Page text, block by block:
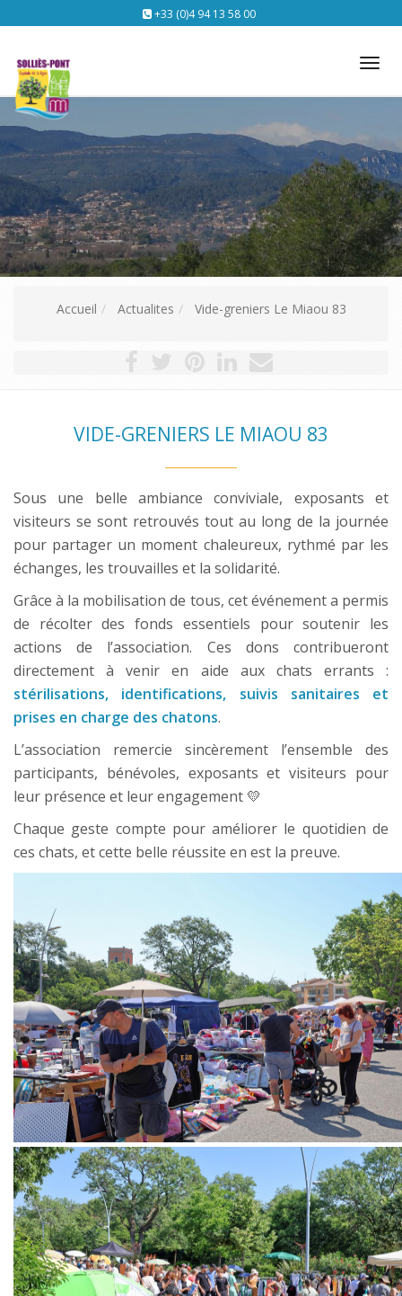
+33 (0)4 94 13 58 00
Accueil Actualites Vide-greniers Le Miaou 83
VIDE-GRENIERS LE MIAOU 83
Sous une belle ambiance conviviale, exposants et
visiteurs se sont retrouvés tout au long de la journée
pour partager un moment chaleureux, rythmé par les
échanges, les trouvailles et la solidarité.
Grâce à la mobilisation de tous, cet événement a permis
de récolter des fonds essentiels pour soutenir les
actions de l’association. Ces dons contribueront
directement à venir en aide aux chats errants :
stérilisations, identifications, suivis sanitaires et
prises en charge des chatons.
L’association remercie sincèrement l’ensemble des
participants, bénévoles, exposants et visiteurs pour
leur présence et leur engagement 💛
Chaque geste compte pour améliorer le quotidien de
ces chats, et cette belle réussite en est la preuve.